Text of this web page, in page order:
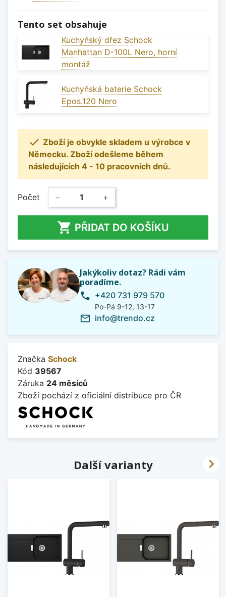
Tento set obsahuje
Kuchyňský dřez Schock
Manhattan D-100L Nero, horní
montáž
Kuchyňská baterie Schock
Epos.120 Nero
 Zboží je obvykle skladem u výrobce v
Německu. Zboží odešleme během
následujících 4 - 10 pracovních dnů.
Počet − +
 PŘIDAT DO KOŠÍKU
Jakýkoliv dotaz? Rádi vám
poradíme.
phone +420 731 979 570
Po-Pá 9-12, 13-17
mail_outline info@trendo.cz
Značka Schock
Kód 39567
Záruka 24 měsíců
Zboží pochází z oficiální distribuce pro ČR
Další varianty 